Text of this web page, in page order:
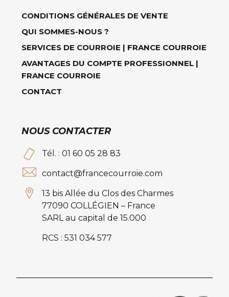
CONDITIONS GÉNÉRALES DE VENTE
QUI SOMMES-NOUS ?
SERVICES DE COURROIE | FRANCE COURROIE
AVANTAGES DU COMPTE PROFESSIONNEL |
FRANCE COURROIE
CONTACT
NOUS CONTACTER
Tél. : 01 60 05 28 83
contact@francecourroie.com
13 bis Allée du Clos des Charmes
77090 COLLÉGIEN – France
SARL au capital de 15.000
RCS : 531 034 577